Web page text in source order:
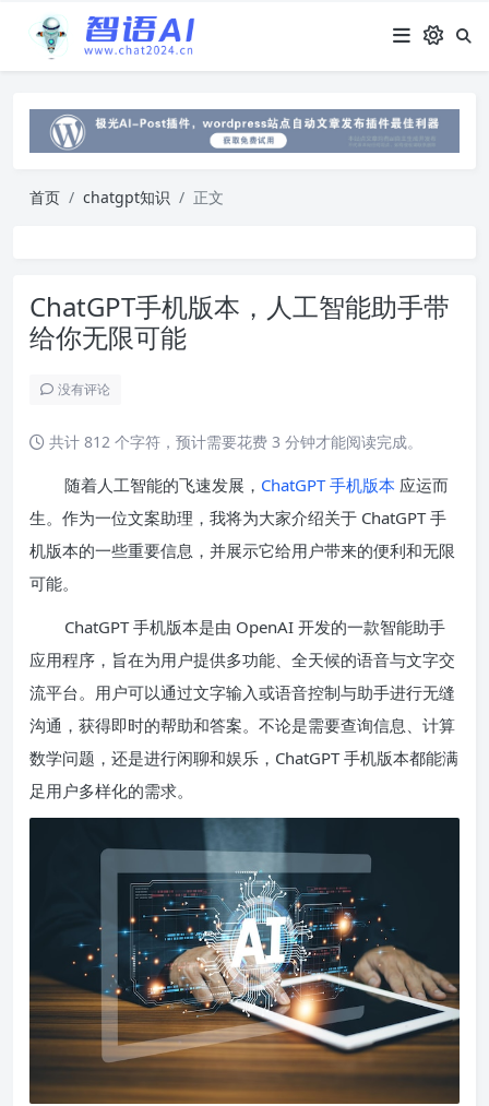
首页 chatgpt知识 正文
ChatGPT手机版本，人工智能助手带
给你无限可能
没有评论
共计 812 个字符，预计需要花费 3 分钟才能阅读完成。
随着人工智能的飞速发展， ChatGPT 手机版本 应运而
生。作为一位文案助理，我将为大家介绍关于 ChatGPT 手
机版本的一些重要信息，并展示它给用户带来的便利和无限
可能。
ChatGPT 手机版本是由 OpenAI 开发的一款智能助手
应用程序，旨在为用户提供多功能、全天候的语音与文字交
流平台。用户可以通过文字输入或语音控制与助手进行无缝
沟通，获得即时的帮助和答案。不论是需要查询信息、计算
数学问题，还是进行闲聊和娱乐，ChatGPT 手机版本都能满
足用户多样化的需求。